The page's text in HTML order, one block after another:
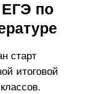
ЕГЭ по
старт
итоговой